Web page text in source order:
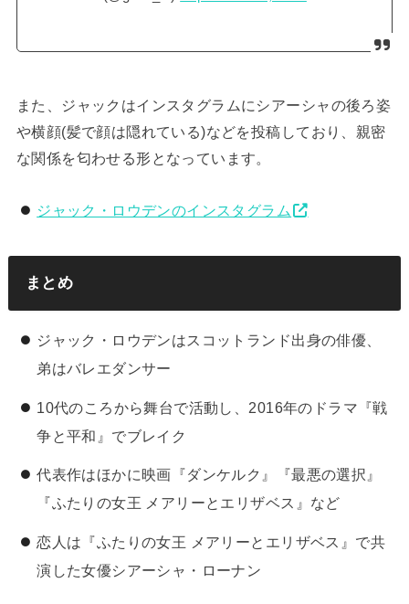
また、ジャックはインスタグラムにシアーシャの後ろ姿
や横顔(髪で顔は隠れている)などを投稿しており、親密
な関係を匂わせる形となっています。
ジャック・ロウデンのインスタグラム
まとめ
ジャック・ロウデンはスコットランド出身の俳優、
弟はバレエダンサー
10代のころから舞台で活動し、2016年のドラマ『戦
争と平和』でブレイク
代表作はほかに映画『ダンケルク』『最悪の選択』
『ふたりの女王 メアリーとエリザベス』など
恋人は『ふたりの女王 メアリーとエリザベス』で共
演した女優シアーシャ・ローナン